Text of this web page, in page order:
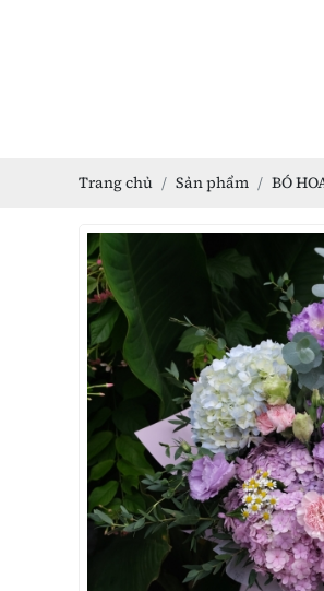
Trang chủ Sản phẩm BÓ